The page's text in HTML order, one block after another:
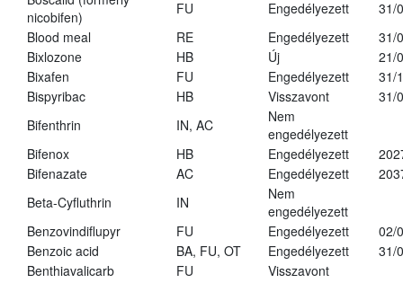
nicobifen)
FU Engedélyezett
31/
Blood meal
RE Engedélyezett
31/
Bixlozone
HB Új
21/
Bixafen
FU Engedélyezett
31/
Bispyribac
HB Visszavont
31/
Bifenthrin
IN, AC
Nem
engedélyezett
Bifenox
HB Engedélyezett
Bifenazate
AC Engedélyezett
Beta-Cyfluthrin
IN
Nem
engedélyezett
Benzovindiflupyr
FU Engedélyezett
02/
Benzoic acid
BA, FU, OT Engedélyezett
31/
Benthiavalicarb
FU
Visszavont